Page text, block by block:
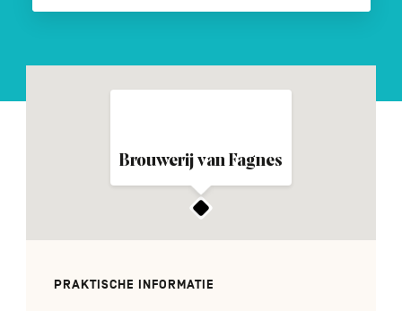
Brouwerij van Fagnes
PRAKTISCHE INFORMATIE